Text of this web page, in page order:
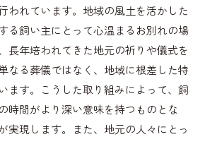
われています。地域の風土を活かした
る飼い主にとって心温まるお別れの場
長年培われてきた地元の祈りや儀式を
なる葬儀ではなく、地域に根差した特
ます。こうした取り組みによって、飼
時間がより深い意味を持つものとな
実現します。また、地元の人々にとっ